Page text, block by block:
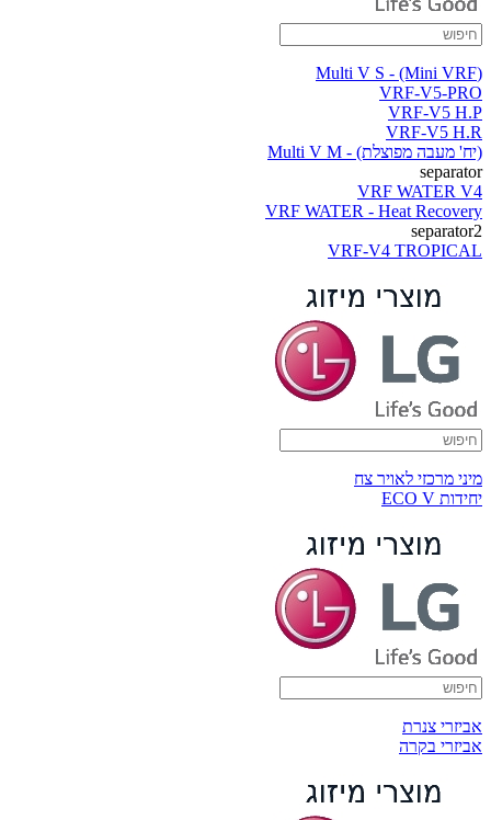
(Multi V S - (Mini VRF
VRF-V5-PRO
VRF-V5 H.P
VRF-V5 H.R
(יח' מעבה מפוצלת) - Multi V M
separator
VRF WATER V4
VRF WATER - Heat Recovery
separator2
VRF-V4 TROPICAL
מיני מרכזי לאויר צח
יחידות ECO V
אביזרי צנרת
אביזרי בקרה